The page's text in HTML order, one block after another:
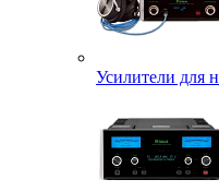
Усилители для